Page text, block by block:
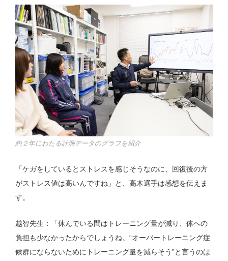
約２年にわたる計測データのグラフを紹介
「ケガをしているとストレスを感じそうなのに、回復後の方
がストレス値は高いんですね」と、高木選手は感想を伝えま
す。
越智先生：「休んでいる間はトレーニング量が減り、体への
負担も少なかったからでしょうね。“オーバートレーニング症
候群にならないためにトレーニング量を減らそう”と言うのは